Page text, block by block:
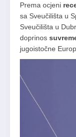
Prema ocjeni
sa Sveučilišta u
Sveučilišta u
doprinos
jugoistočne